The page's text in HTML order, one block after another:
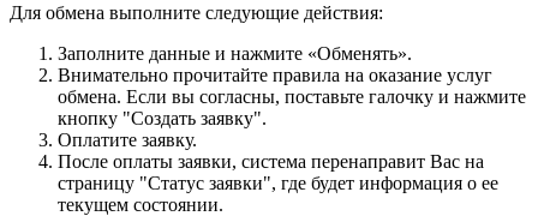
Для обмена выполните следующие действия:
Заполните данные и нажмите «Обменять».
Внимательно прочитайте правила на оказание услуг
обмена. Если вы согласны, поставьте галочку и нажмите
кнопку "Создать заявку".
Оплатите заявку.
После оплаты заявки, система перенаправит Вас на
страницу "Статус заявки", где будет информация о ее
текущем состоянии.